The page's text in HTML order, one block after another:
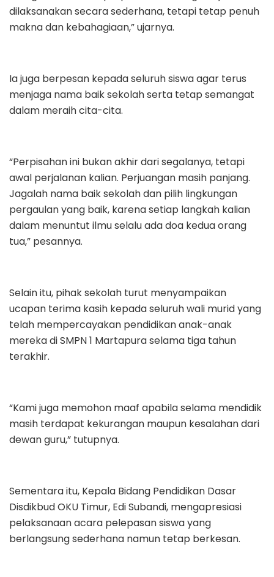
dilaksanakan secara sederhana, tetapi tetap penuh
makna dan kebahagiaan,” ujarnya.
Ia juga berpesan kepada seluruh siswa agar terus
menjaga nama baik sekolah serta tetap semangat
dalam meraih cita-cita.
“Perpisahan ini bukan akhir dari segalanya, tetapi
awal perjalanan kalian. Perjuangan masih panjang.
Jagalah nama baik sekolah dan pilih lingkungan
pergaulan yang baik, karena setiap langkah kalian
dalam menuntut ilmu selalu ada doa kedua orang
tua,” pesannya.
Selain itu, pihak sekolah turut menyampaikan
ucapan terima kasih kepada seluruh wali murid yang
telah mempercayakan pendidikan anak-anak
mereka di SMPN 1 Martapura selama tiga tahun
terakhir.
“Kami juga memohon maaf apabila selama mendidik
masih terdapat kekurangan maupun kesalahan dari
dewan guru,” tutupnya.
Sementara itu, Kepala Bidang Pendidikan Dasar
Disdikbud OKU Timur, Edi Subandi, mengapresiasi
pelaksanaan acara pelepasan siswa yang
berlangsung sederhana namun tetap berkesan.